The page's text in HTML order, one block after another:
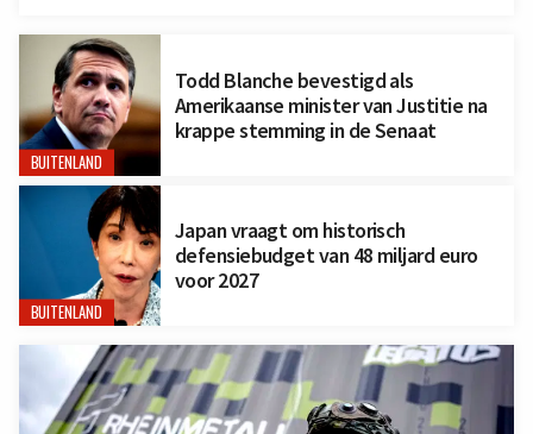
BUITENLAND
Todd Blanche bevestigd als
Amerikaanse minister van Justitie na
krappe stemming in de Senaat
BUITENLAND
Japan vraagt om historisch
defensiebudget van 48 miljard euro
voor 2027